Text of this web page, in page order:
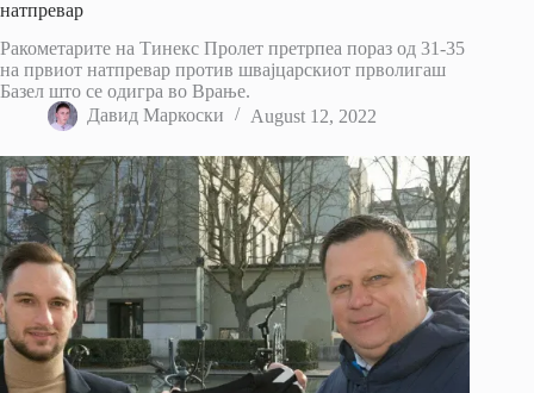
натпревар
Ракометарите на Тинекс Пролет претрпеа пораз од 31-35
на првиот натпревар против швајцарскиот прволигаш
Базел што се одигра во Врање.
Давид Маркоски
August 12, 2022